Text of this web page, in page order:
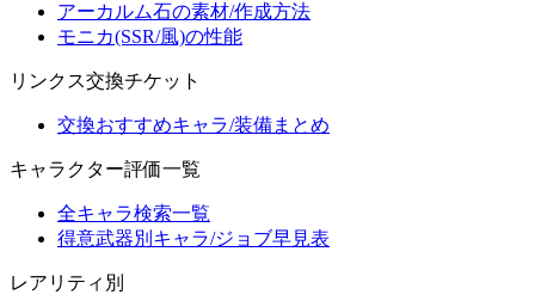
アーカルム石の素材/作成方法
モニカ(SSR/風)の性能
リンクス交換チケット
交換おすすめキャラ/装備まとめ
キャラクター評価一覧
全キャラ検索一覧
得意武器別キャラ/ジョブ早見表
レアリティ別